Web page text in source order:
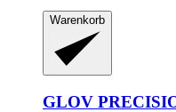
Warenkorb
GLOV